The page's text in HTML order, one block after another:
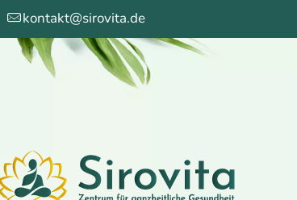
kontakt@sirovita.de